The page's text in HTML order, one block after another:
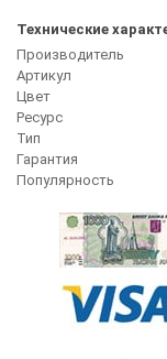
Технические
Производитель
Артикул
Цвет
Ресурс
Тип
Гарантия
Популярность